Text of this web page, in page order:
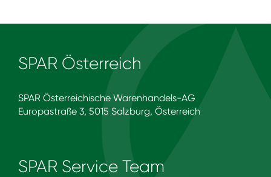
SPAR Österreich
SPAR Österreichische Warenhandels-AG
Europastraße 3, 5015 Salzburg, Österreich
SPAR Service Team